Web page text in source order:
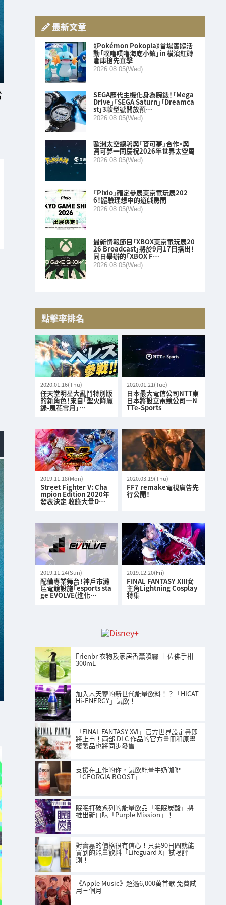
最新文章
《Pokémon Pokopia》首場實體活
動「噗嚕噗嚕海底小鎮」in 橫濱紅磚
倉庫搶先直擊
2026.08.05(Wed)
SEGA歷代主機化身為腕錶！「Mega
Drive」「SEGA Saturn」「Dreamca
st」3款型號開放預…
2026.08.05(Wed)
歐洲太空總署與「寶可夢」合作。與
寶可夢一同慶祝2026年世界太空周
2026.08.05(Wed)
「Pixio」確定參展東京電玩展202
6！體驗理想中的遊戲房間
2026.08.05(Wed)
最新情報節目「XBOX東京電玩展20
26 Broadcast」將於9月17日播出！
同日舉辦的「XBOX F…
2026.08.05(Wed)
點擊率排名
2020.01.16(Thu)
任天堂明星大亂鬥特別版
的新角色！來自「聖火降魔
錄-風花雪月」…
2020.01.21(Tue)
日本最大電信公司NTT東
日本將設立電競公司—N
TTe-Sports
2019.11.18(Mon)
Street Fighter V: Cha
mpion Edition 2020年
發表決定 收錄大量D…
2020.03.19(Thu)
FF7 remake電視廣告先
行公開！
2019.11.24(Sun)
配備專業舞台！神戶市灘
區電競設施「esports sta
ge EVOLVE(進化…
2019.12.20(Fri)
FINAL FANTASY XIII女
主角Lightning Cosplay
特集
Frienbr 衣物及家居香薰噴霧-土佐佛手柑
300mL
加入木天蓼的新世代能量飲料！？「HICAT
Hi-ENERGY」試飲！
「FINAL FANTASY XVI」官方世界設定書即
將上市！兩部 DLC 作品的官方畫冊和原畫
複製品也將同步發售
支援在工作的你，試飲能量牛奶咖啡
「GEORGIA BOOST」
眠眠打破系列的能量飲品「眠眠炭酸」將
推出新口味「Purple Mission」！
對實惠的價格很有信心！只要90日圓就能
買到的能量飲料「Lifeguard X」試喝評
測！
《Apple Music》超過6,000萬首歌 免費試
用三個月